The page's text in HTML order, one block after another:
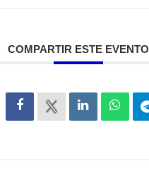
COMPARTIR ESTE EVENTO